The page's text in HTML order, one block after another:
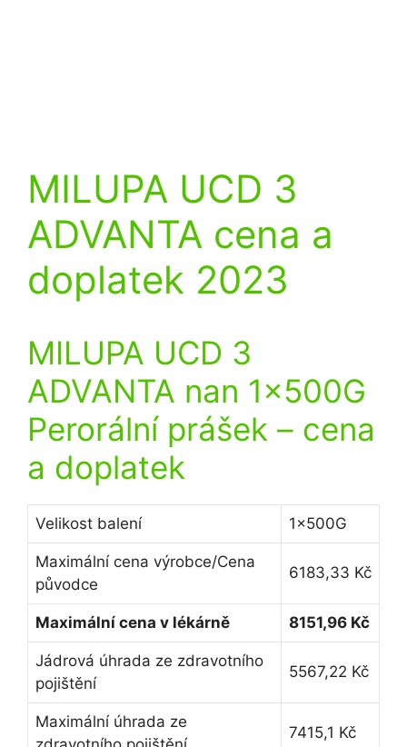
MILUPA UCD 3
ADVANTA cena a
doplatek 2023
MILUPA UCD 3
ADVANTA nan 1x500G
Perorální prášek – cena
a doplatek
Velikost balení 1x500G
Maximální cena výrobce/Cena
původce
6183,33 Kč
Maximální cena v lékárně 8151,96 Kč
Jádrová úhrada ze zdravotního
pojištění
5567,22 Kč
Maximální úhrada ze
7415,1 Kč